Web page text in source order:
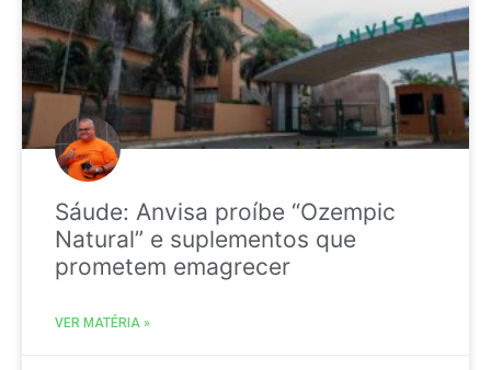
Sáude: Anvisa proíbe “Ozempic
Natural” e suplementos que
prometem emagrecer
VER MATÉRIA »